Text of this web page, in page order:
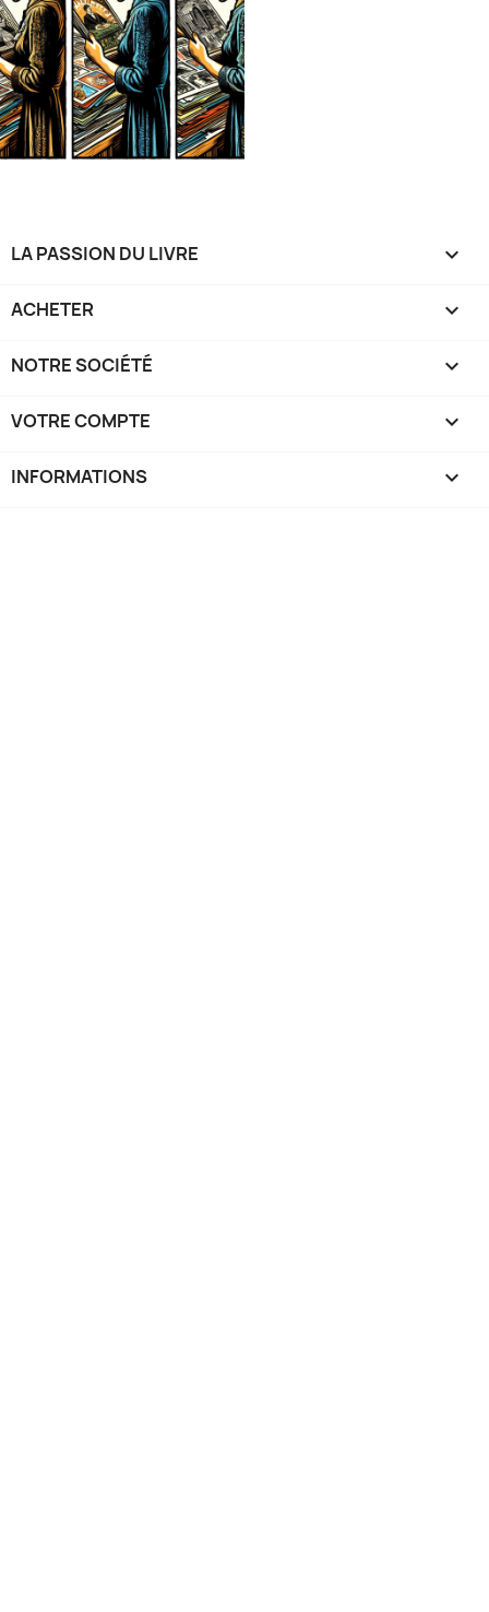
LA PASSION DU LIVRE 
ACHETER 
NOTRE SOCIÉTÉ 
VOTRE COMPTE 
INFORMATIONS keyboard_arrow_down